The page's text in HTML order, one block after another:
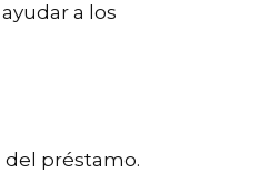
a los
del préstamo.